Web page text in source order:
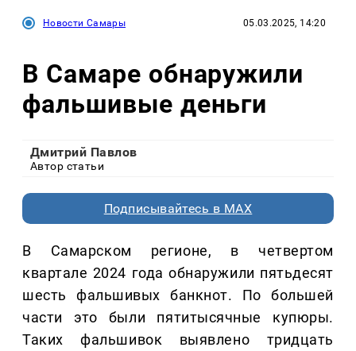
Новости Самары 05.03.2025, 14:20
В Самаре обнаружили
фальшивые деньги
Дмитрий Павлов
Автор статьи
Подписывайтесь в MAX
В Самарском регионе, в четвертом
квартале 2024 года обнаружили пятьдесят
шесть фальшивых банкнот. По большей
части это были пятитысячные купюры.
Таких фальшивок выявлено тридцать